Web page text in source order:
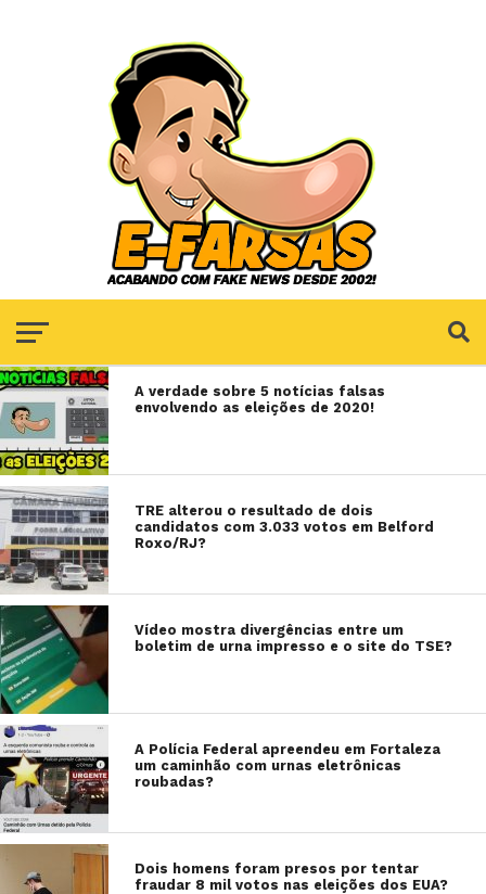
A verdade sobre 5 notícias falsas
envolvendo as eleições de 2020!
TRE alterou o resultado de dois
candidatos com 3.033 votos em Belford
Roxo/RJ?
Vídeo mostra divergências entre um
boletim de urna impresso e o site do TSE?
A Polícia Federal apreendeu em Fortaleza
um caminhão com urnas eletrônicas
roubadas?
Dois homens foram presos por tentar
fraudar 8 mil votos nas eleições dos EUA?